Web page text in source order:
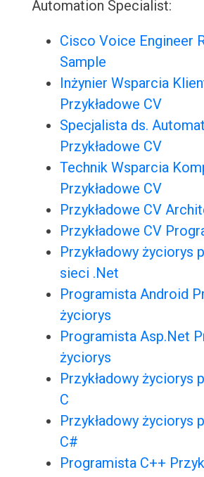
Automation Specialist:
Cisco Voice Engineer
Sample
Inżynier Wsparcia
Przykładowe CV
Specjalista ds.
Przykładowe CV
Technik Wsparcia
Przykładowe CV
Przykładowe CV
Przykładowe CV
Przykładowy życiorys
sieci .Net
Programista Android
życiorys
Programista Asp.Net
życiorys
Przykładowy życiorys
C
Przykładowy życiorys
C#
Programista C++